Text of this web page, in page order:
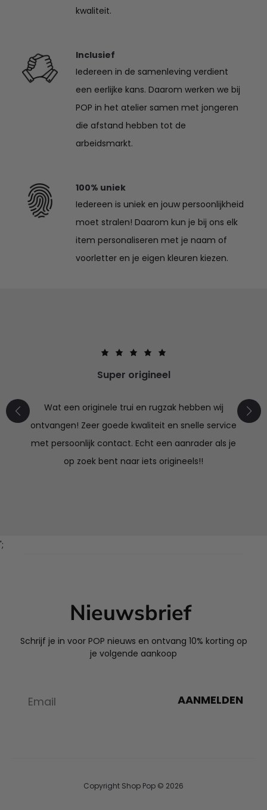
kwaliteit.
Inclusief
Iedereen in de samenleving verdient
een eerlijke kans. Daarom werken we bij
POP in het atelier samen met jongeren
die afstand hebben tot de
arbeidsmarkt.
100% uniek
Iedereen is uniek en jouw persoonlijkheid
moet stralen! Daarom kun je bij ons elk
item personaliseren met je naam of
voorletter en je eigen kleuren kiezen.
Super origineel
Wat een originele trui en rugzak hebben wij
ontvangen! Zeer goede kwaliteit en snelle service
met persoonlijk contact. Echt een aanrader als je
op zoek bent naar iets origineels!!
';
Nieuwsbrief
Schrijf je in voor POP nieuws en ontvang 10% korting op
je volgende aankoop
AANMELDEN
Copyright Shop Pop © 2026